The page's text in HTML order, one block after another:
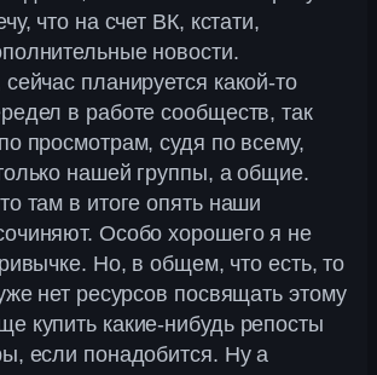
что на счет ВК, кстати,
новости.
планируется какой-то
в работе сообществ, так
просмотрам, судя по всему,
нашей группы, а общие.
там в итоге опять наши
Особо хорошего я не
Но, в общем, что есть, то
нет ресурсов посвящать этому
купить какие-нибудь репосты
если понадобится. Ну а